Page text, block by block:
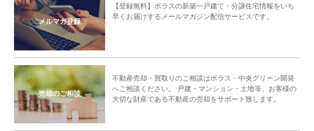
メルマガ登録
【登録無料】ポラスの新築一戸建て・分譲住宅情報をいち
早くお届けするメールマガジン配信サービスです。
売却のご相談
不動産売却・買取りのご相談はポラス・中央グリーン開発
へご相談ください。 戸建・マンション・土地等、お客様の
大切な財産である不動産の売却をサポート致します。